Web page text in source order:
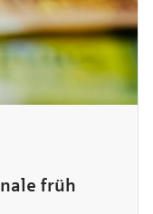
früh